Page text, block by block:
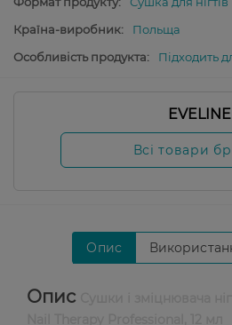
Країна-виробник:
Польща
Особливість продукта:
Підходить
EVELINE
Всі товари
Опис
Опис